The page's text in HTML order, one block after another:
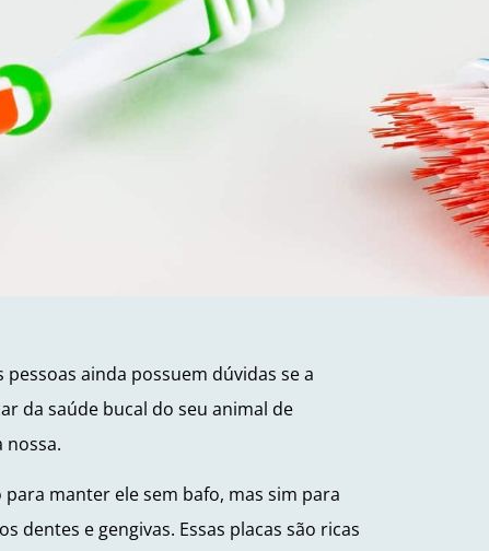
ainda possuem dúvidas se a
da saúde bucal do seu animal de
manter ele sem bafo, mas sim para
dentes e gengivas. Essas placas são ricas